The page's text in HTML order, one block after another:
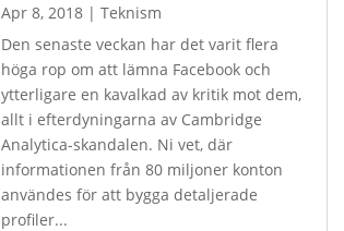
Apr 8, 2018 |Teknism
Den senaste veckan har det varit flera
höga rop om att lämna Facebook och
ytterligare en kavalkad av kritik mot dem,
allt i efterdyningarna av Cambridge
Analytica-skandalen. Ni vet, där
informationen från 80 miljoner konton
användes för att bygga detaljerade
profiler...